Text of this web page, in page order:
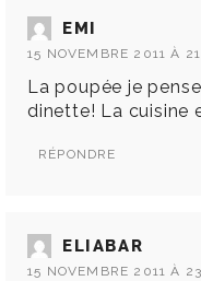
EMI
15 NOVEMBRE 2011 À
La poupée je
dinette! La cuisine
RÉPONDRE
ELIABAR
15 NOVEMBRE 2011 À